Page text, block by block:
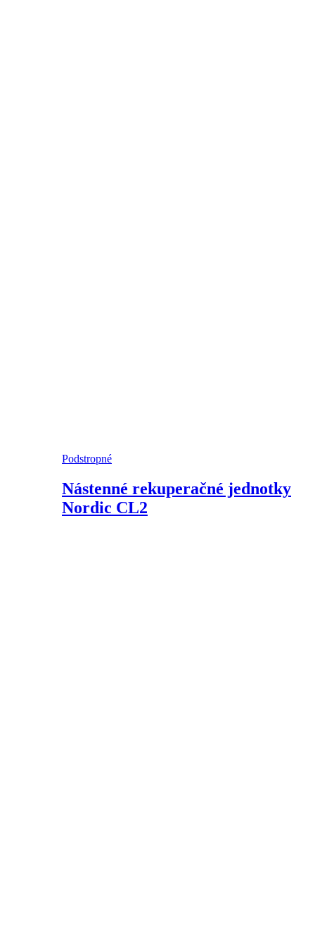
Podstropné
Nástenné rekuperačné jednotky
Nordic CL2